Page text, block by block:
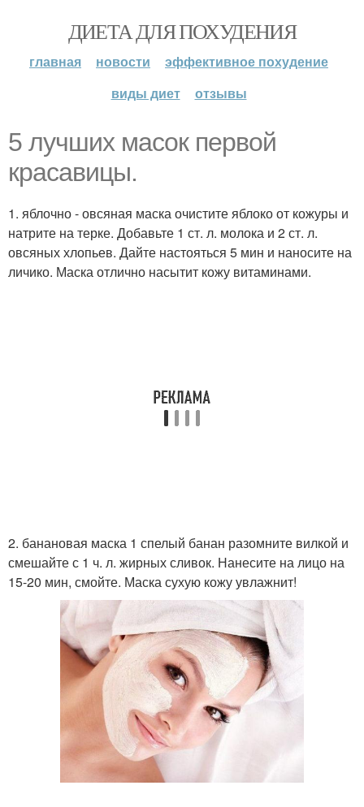
ДИЕТА ДЛЯ ПОХУДЕНИЯ
главная новости
эффективное похудение
виды диет
отзывы
5 лучших масок первой
красавицы.
1. яблочно - овсяная маска очистите яблоко от кожуры и
натрите на терке. Добавьте 1 ст. л. молока и 2 ст. л.
овсяных хлопьев. Дайте настояться 5 мин и наносите на
личико. Маска отлично насытит кожу витаминами.
2. банановая маска 1 спелый банан разомните вилкой и
смешайте с 1 ч. л. жирных сливок. Нанесите на лицо на
15-20 мин, смойте. Маска сухую кожу увлажнит!